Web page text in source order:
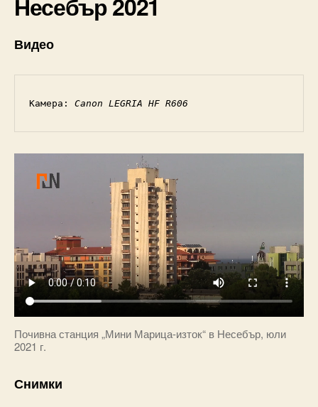
Несебър 2021
Видео
Камера: Canon LEGRIA HF R606
Почивна станция „Мини Марица-изток“ в Несебър, юли
2021 г.
Снимки